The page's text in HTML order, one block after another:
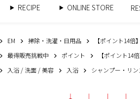
RECIPE ONLINE STORE
EM 掃除・洗濯・日用品
【ポイント14
最得販売挑戦中 ポイント
【ポイント14
入浴 / 洗面 / 美容 入浴 シャンプー・リン